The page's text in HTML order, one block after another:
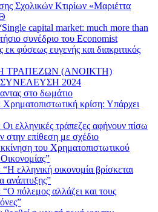
Σχολικών Κτιρίων «Μαριέττα
capital market: much more than
συνέδριο του Economist
φύσεως ευγενής και διακριτικός
ΤΡΑΠΕΖΩΝ (ΑΝΟΙΚΤΗ)
2024
στο δωμάτιο
κρίση: Υπάρχει
ελληνικές τράπεζες αφήνουν πίσω
στην επίθεση με σχέδιο
του Χρηματοπιστωτικού
ελληνική οικονομία βρίσκεται
ανάπτυξης”
πόλεμος αλλάζει και τους